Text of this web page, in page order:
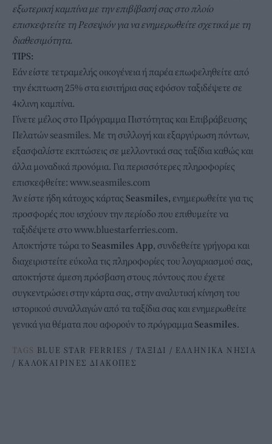
εξωτερική καμπίνα με την επιβίβασή σας στο πλοίο
επισκεφτείτε τη Ρεσεψιόν για να ενημερωθείτε σχετικά με τη
διαθεσιμότητα.
TIPS:
Εάν είστε τετραμελής οικογένεια ή παρέα επωφεληθείτε από
την έκπτωση 25% στα εισιτήρια σας εφόσον ταξιδέψετε σε
4κλινη καμπίνα.
Γίνετε μέλος στο Πρόγραμμα Πιστότητας και Επιβράβευσης
Πελατών seasmiles. Με τη συλλογή και εξαργύρωση πόντων,
εξασφαλίστε εκπτώσεις σε μελλοντικά σας ταξίδια καθώς και
άλλα μοναδικά προνόμια. Για περισσότερες πληροφορίες
επισκεφθείτε: www.seasmiles.com
Άν είστε ήδη κάτοχος κάρτας Seasmiles, ενημερωθείτε για τις
προσφορές που ισχύουν την περίοδο που επιθυμείτε να
ταξιδέψετε στο www.bluestarferries.com.
Αποκτήστε τώρα το Seasmiles App, συνδεθείτε γρήγορα και
διαχειριστείτε εύκολα τις πληροφορίες του λογαριασμού σας,
αποκτήστε άμεση πρόσβαση στους πόντους που έχετε
συγκεντρώσει στην κάρτα σας, στην αναλυτική κίνηση του
ιστορικού συναλλαγών από τα ταξίδια σας και ενημερωθείτε
γενικά για θέματα που αφορούν το πρόγραμμα Seasmiles.
TAGS BLUE STAR FERRIES / ΤΑΞΙΔΙ / ΕΛΛΗΝΙΚΑ ΝΗΣΙΑ
/ ΚΑΛΟΚΑΙΡΙΝΕΣ ΔΙΑΚΟΠΕΣ